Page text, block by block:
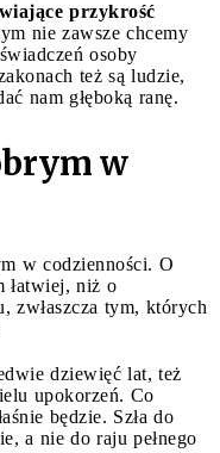
przykrość
nie zawsze chcemy
osoby
też są ludzie,
nam głęboką ranę.
w
w codzienności. O
łatwiej, niż o
zwłaszcza tym, których
dziewięć lat, też
upokorzeń. Co
będzie. Szła do
a nie do raju pełnego